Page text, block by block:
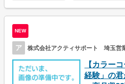
NEW
ア 株式会社アクティサポート 埼玉営
【カラー
経験」の